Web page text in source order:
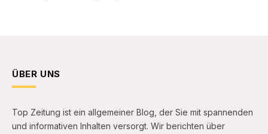
ÜBER UNS
Top Zeitung ist ein allgemeiner Blog, der Sie mit spannenden
und informativen Inhalten versorgt. Wir berichten über